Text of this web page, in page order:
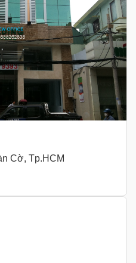
Cờ, Tp.HCM